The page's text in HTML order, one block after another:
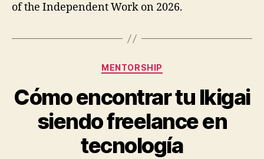
of the Independent Work on 2026.
Categorías
MENTORSHIP
Cómo encontrar tu Ikigai
siendo freelance en
tecnología